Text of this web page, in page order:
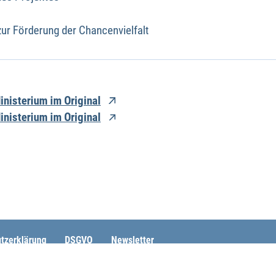
Förderung der Chancenvielfalt
im Original
im Original
DSGVO Newsletter